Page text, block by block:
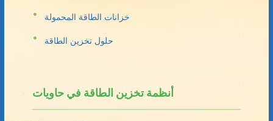
خزانات الطاقة المحمولة
حلول تخزين الطاقة
أنظمة تخزين الطاقة في حاويات